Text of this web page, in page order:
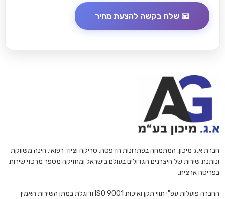
חברת א.ג מיכון, המתמחה בפתרונות הדפסה, סריקה וציוד רפואי, הינה משווקת
ונותנת שירות של היצרנים הגדולים בעולם בישראל ומחזיקה מספר מרכזי שירות
בפריסה ארצית.
החברה פועלות עפ"י תווי תקן ואיכות ISO 9001 ודוגלת במתן השירות האמין